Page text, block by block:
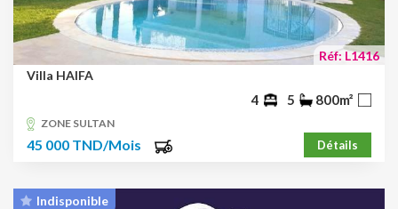
Réf: L1416
Villa HAIFA
4 5 800m²
ZONE SULTAN
45 000 TND/Mois Détails
Indisponible